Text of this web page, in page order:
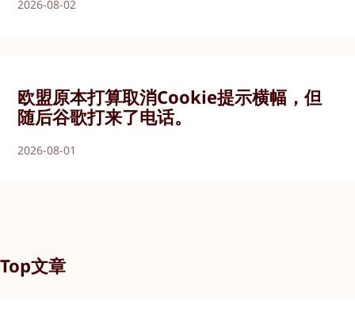
2026-08-02
欧盟原本打算取消Cookie提示横幅，但
随后谷歌打来了电话。
2026-08-01
Top文章